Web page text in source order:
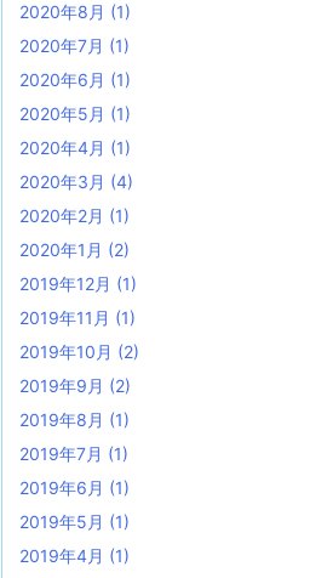
2020年8月 (1)
2020年7月 (1)
2020年6月 (1)
2020年5月 (1)
2020年4月 (1)
2020年3月 (4)
2020年2月 (1)
2020年1月 (2)
2019年12月 (1)
2019年11月 (1)
2019年10月 (2)
2019年9月 (2)
2019年8月 (1)
2019年7月 (1)
2019年6月 (1)
2019年5月 (1)
2019年4月 (1)